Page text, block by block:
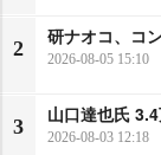
2
研ナオコ、コ
2026-08-05 15:10
3
山口達也氏
2026-08-03 12:18